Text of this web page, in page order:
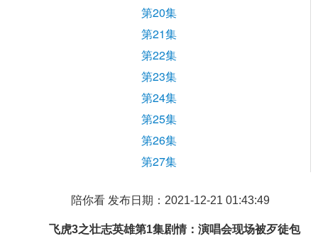
第20集
第21集
第22集
第23集
第24集
第25集
第26集
第27集
陪你看 发布日期：2021-12-21 01:43:49
飞虎3之壮志英雄第1集剧情：演唱会现场被歹徒包